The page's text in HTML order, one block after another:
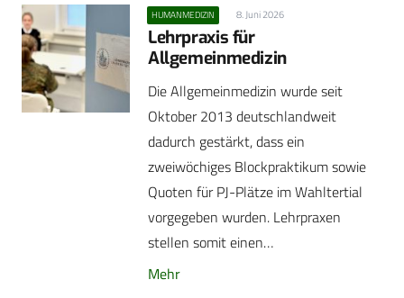
HUMANMEDIZIN 8. Juni 2026
Lehrpraxis für
Allgemeinmedizin
Die Allgemeinmedizin wurde seit
Oktober 2013 deutschlandweit
dadurch gestärkt, dass ein
zweiwöchiges Blockpraktikum sowie
Quoten für PJ-Plätze im Wahltertial
vorgegeben wurden. Lehrpraxen
stellen somit einen…
Mehr